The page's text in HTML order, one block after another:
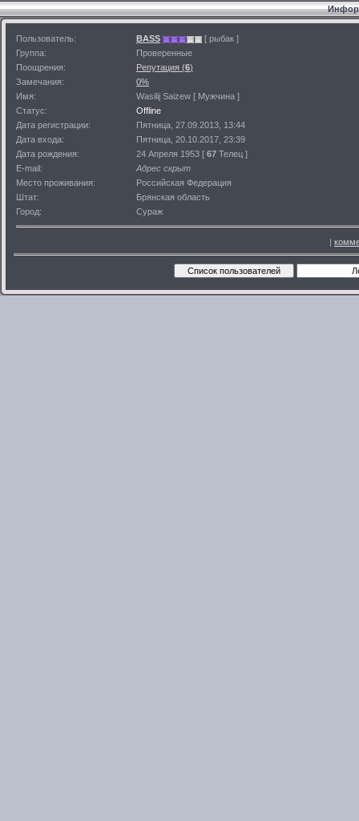
Пользователь: BASS
[ рыбак ]
Группа:
Проверенные
Поощрения:
Репутация (6)
Замечания:
0%
Имя:
Wasilij Saizew [ Мужчина ]
Статус:
Offline
Дата регистрации:
Пятница, 27.09.2013, 13:44
Дата входа:
Пятница, 20.10.2017, 23:39
Дата рождения:
24 Апреля 1953 [ 67 Телец ]
E-mail:
Адрес скрыт
Место проживания:
Российская Федерация
Штат:
Брянская область
Город:
Сураж
|